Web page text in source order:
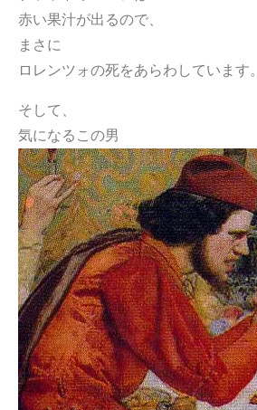
赤い果汁が出るので、
まさに
ロレンツォの死をあらわしています。
そして、
気になるこの男